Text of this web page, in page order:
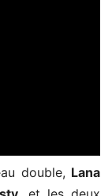
double, Lana